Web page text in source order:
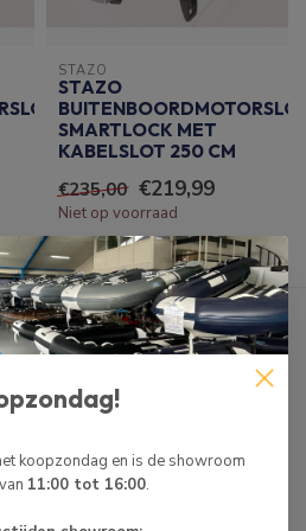
STAZO
STAZO
SMARTLOCK MET
KABELSLOT 250 CM
€235,00 €219,99
Niet op voorraad
1-8van 8
KOPEN
beveiligd uw
Een motor achter een boot is
een goed slot is dan ook een
koopzondag en is de showroom
11:00 tot 16:00.